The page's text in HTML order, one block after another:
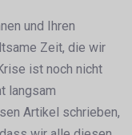
und Ihren
Zeit, die wir
ist noch nicht
langsam
Artikel schrieben,